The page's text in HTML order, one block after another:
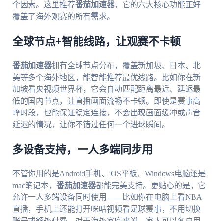
个因素。这里推荐番茄加速器，它的六大核心功能正好
覆盖了海外观赛的所有需求。
全球节点+智能线路，让观赛不卡顿
番茄加速器拥有全球节点分布，覆盖新加坡、日本、北
美等多个海外地区，能智能推荐最优线路。比如你在新
加坡看央视频世界杯，它会自动匹配距离最近、延迟最
低的国内节点，让直播画面流畅不卡顿。即使是赛事高
峰时段，也能保证稳定连接，不会出现画面缓冲或声音
延迟的情况，让你不错过任何一个进球瞬间。
多设备支持，一人多端同步用
不管你用的是Android手机、iOS平板、Windows电脑还是
mac笔记本， 番茄加速器都能完美支持。更贴心的是，它
允许一人多端设备同时使用——比如你在电脑上看NBA
直播，手机上还能打开咪咕视频看足球赛事，不用切换